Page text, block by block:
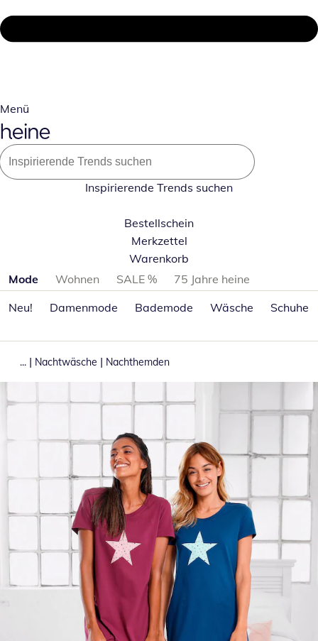
Menü
Inspirierende Trends suchen
Bestellschein
Merkzettel
Warenkorb
Produktkategorien überspringen
Mode Wohnen SALE %
75 Jahre heine
Neu!
Damenmode Bademode Wäsche Schuhe
... | Nachtwäsche | Nachthemden